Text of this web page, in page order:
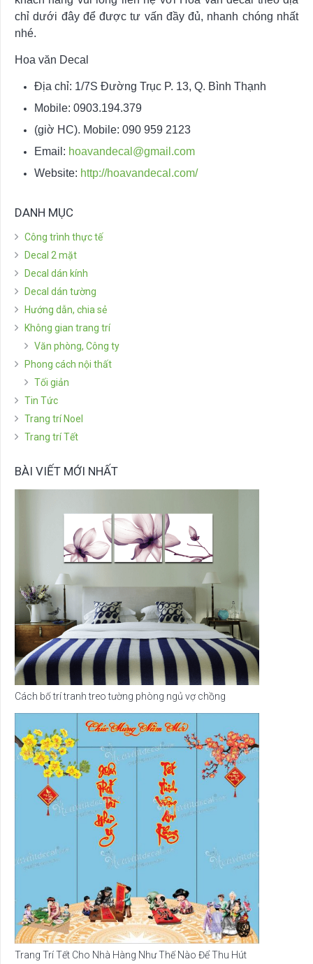
chỉ dưới đây để được tư vấn đầy đủ, nhanh chóng nhất
nhé.
Hoa văn Decal
Địa chỉ: 1/7S Đường Trục P. 13, Q. Bình Thạnh
Mobile: 0903.194.379
(giờ HC). Mobile: 090 959 2123
Email: hoavandecal@gmail.com
Website: http://hoavandecal.com/
DANH MỤC
Công trình thực tế
Decal 2 mặt
Decal dán kính
Decal dán tường
Hướng dẫn, chia sẻ
Không gian trang trí
Văn phòng, Công ty
Phong cách nội thất
Tối giản
Tin Tức
Trang trí Noel
Trang trí Tết
BÀI VIẾT MỚI NHẤT
Cách bố trí tranh treo tường phòng ngủ vợ chồng
Trang Trí Tết Cho Nhà Hàng Như Thế Nào Để Thu Hút